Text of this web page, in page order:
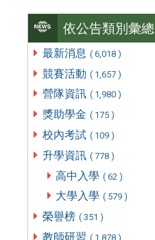
依公告類別彙總
最新消息 ( 6,018 )
競賽活動 ( 1,657 )
營隊資訊 ( 1,980 )
獎助學金 ( 175 )
校內考試 ( 109 )
升學資訊 ( 778 )
高中入學 ( 62 )
大學入學 ( 579 )
榮譽榜 ( 351 )
教師研習 ( 1,878 )